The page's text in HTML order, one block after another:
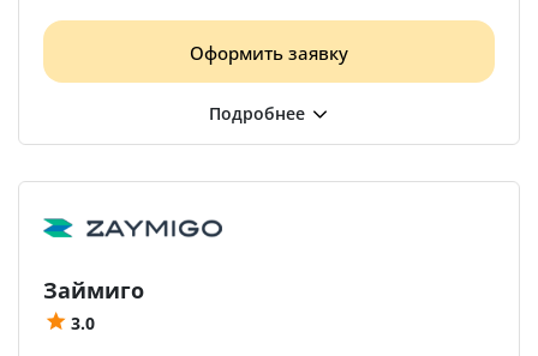
Оформить заявку
Займиго
3.0